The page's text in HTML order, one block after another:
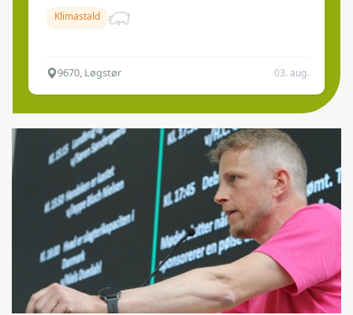
Klimastald
9670, Løgstør 03. aug.